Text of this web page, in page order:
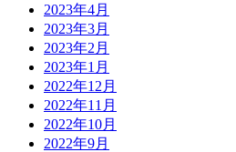
2023年4月
2023年3月
2023年2月
2023年1月
2022年12月
2022年11月
2022年10月
2022年9月